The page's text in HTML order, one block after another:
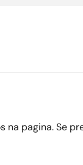
funcionamento
pagina. Se